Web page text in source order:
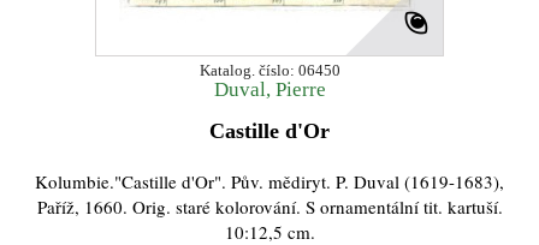
Katalog. číslo: 06450
Duval, Pierre
Castille d'Or
Kolumbie."Castille d'Or". Pův. mědiryt. P. Duval (1619-1683),
Paříž, 1660. Orig. staré kolorování. S ornamentální tit. kartuší.
10:12,5 cm.